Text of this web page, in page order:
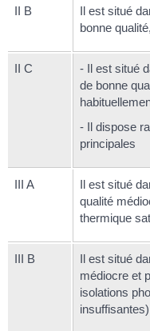
II B
Il est situé
bonne
II C
- Il est situé
de bonne
- Il dispose
principales
III A
Il est situé
qualité
thermique
III B
Il est situé
médiocre et
isolations
insuffisantes)